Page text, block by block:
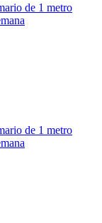
de 1 metro
de 1 metro